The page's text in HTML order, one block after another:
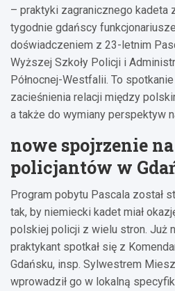
– praktyki zagranicznego kadeta
tygodnie gdańscy
doświadczeniem z 23-letnim
Wyższej Szkoły Policji i
Północnej-Westfalii. To
zacieśnienia relacji między
a także do wymiany perspektyw
nowe spojrzenie
policjantów w
Program pobytu Pascala został
tak, by niemiecki kadet miał
polskiej policji z wielu stron. Już
praktykant spotkał się z
Gdańsku, insp. Sylwestrem
wprowadził go w lokalną